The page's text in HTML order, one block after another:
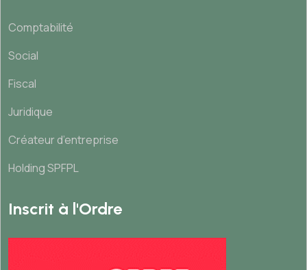
Comptabilité
Social
Fiscal
Juridique
Créateur d’entreprise
Holding SPFPL
Inscrit à l'Ordre